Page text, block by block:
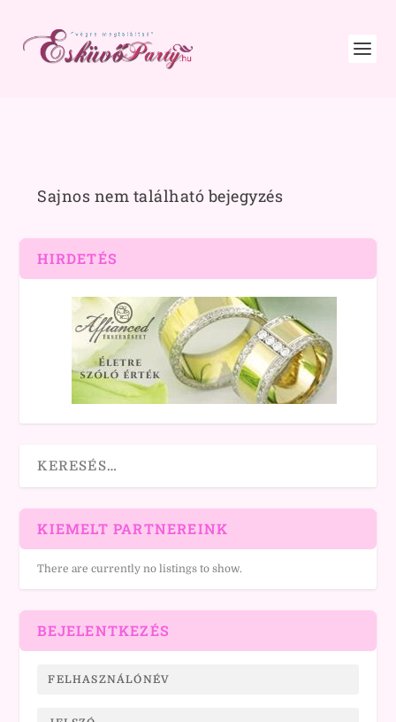
Sajnos nem található bejegyzés
HIRDETÉS
KIEMELT PARTNEREINK
There are currently no listings to show.
BEJELENTKEZÉS